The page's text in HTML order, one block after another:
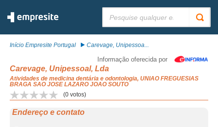
Início Empresite Portugal Carevage, Unipessoa...
Informação oferecida por
Carevage, Unipessoal, Lda
Atividades de medicina dentária e odontologia, UNIAO FREGUESIAS
BRAGA SAO JOSE LAZARO JOAO SOUTO
(0 votos)
Endereço e contato